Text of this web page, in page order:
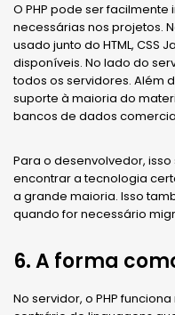
O PHP pode ser
necessárias nos projetos.
usado junto do HTML, CSS
disponíveis. No lado do
todos os servidores. Além
suporte à maioria do
bancos de dados
Para o desenvolvedor,
encontrar a tecnologia
a grande maioria. Isso
quando for necessário
6. A forma
No servidor, o PHP